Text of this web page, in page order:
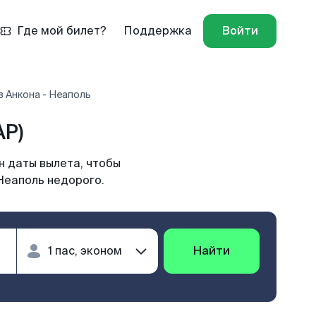
Где мой билет? Поддержка Войти
Анкона - Неаполь
даты вылета, чтобы
недорого.
Найти